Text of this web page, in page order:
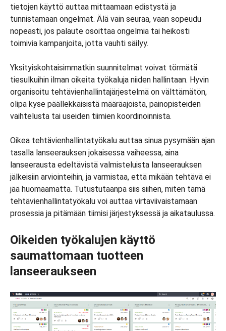
tietojen käyttö auttaa mittaamaan edistystä ja
tunnistamaan ongelmat. Älä vain seuraa, vaan sopeudu
nopeasti, jos palaute osoittaa ongelmia tai heikosti
toimivia kampanjoita, jotta vauhti säilyy.
Yksityiskohtaisimmatkin suunnitelmat voivat törmätä
tiesulkuihin ilman oikeita työkaluja niiden hallintaan. Hyvin
organisoitu tehtävienhallintajärjestelmä on välttämätön,
olipa kyse päällekkäisistä määräajoista, painopisteiden
vaihtelusta tai useiden tiimien koordinoinnista.
Oikea tehtävienhallintatyökalu auttaa sinua pysymään ajan
tasalla lanseerauksen jokaisessa vaiheessa, aina
lanseerausta edeltävistä valmisteluista lanseerauksen
jälkeisiin arviointeihin, ja varmistaa, että mikään tehtävä ei
jää huomaamatta. Tutustutaanpa siis siihen, miten tämä
tehtävienhallintatyökalu voi auttaa virtaviivaistamaan
prosessia ja pitämään tiimisi järjestyksessä ja aikataulussa.
Oikeiden työkalujen käyttö
saumattomaan tuotteen
lanseeraukseen